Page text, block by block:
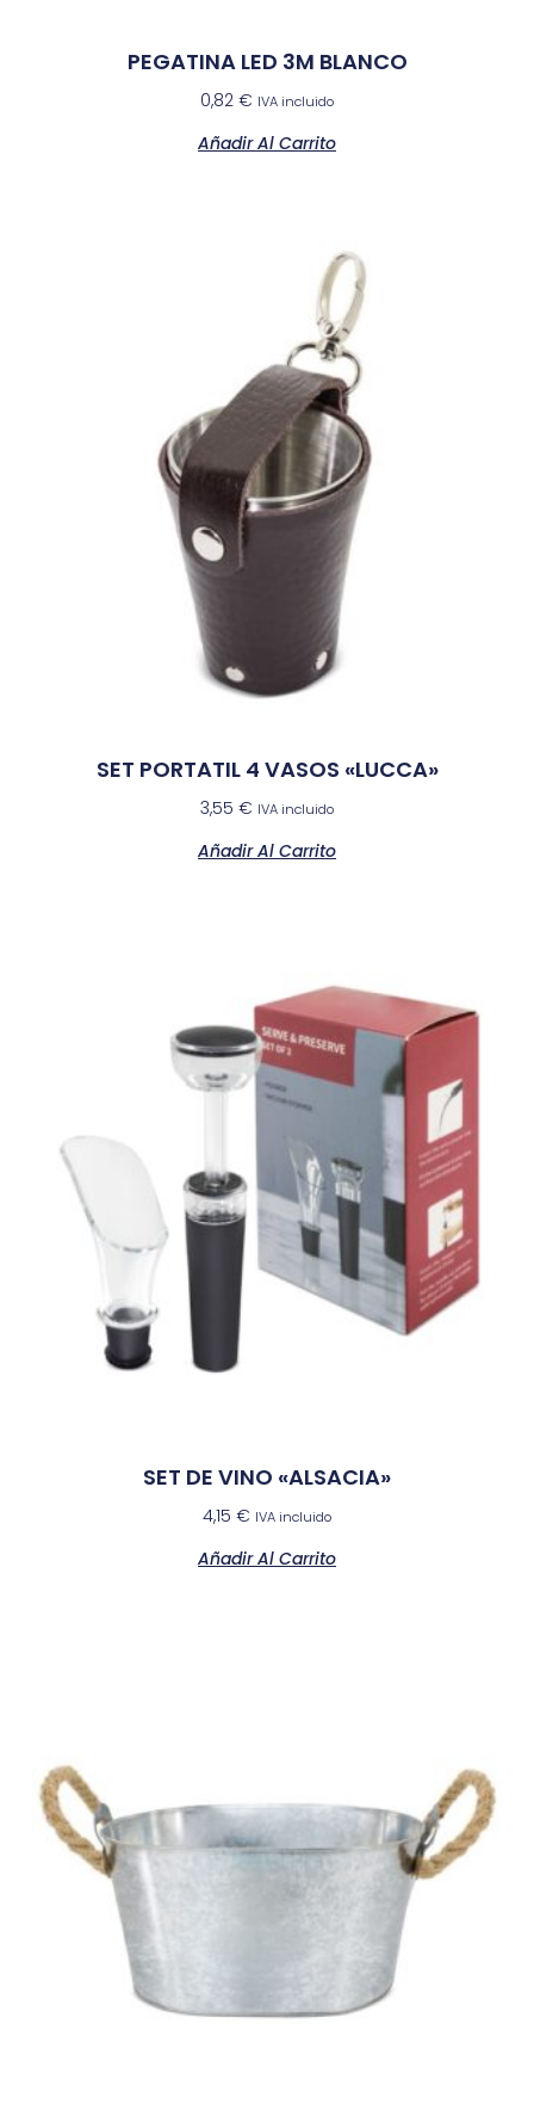
PEGATINA LED 3M BLANCO
0,82 € IVA incluido
Añadir Al Carrito
SET PORTATIL 4 VASOS «LUCCA»
3,55 € IVA incluido
Añadir Al Carrito
SET DE VINO «ALSACIA»
4,15 € IVA incluido
Añadir Al Carrito